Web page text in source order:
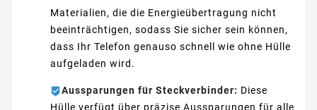
Materialien, die die Energieübertragung nicht
beeinträchtigen, sodass Sie sicher sein können,
dass Ihr Telefon genauso schnell wie ohne Hülle
aufgeladen wird.
Aussparungen für Steckverbinder: Diese
Hülle verfügt über präzise Aussparungen für alle